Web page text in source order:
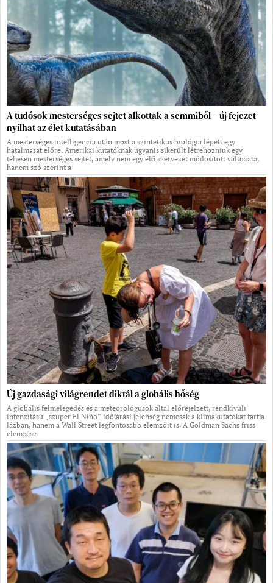
A tudósok mesterséges sejtet alkottak a semmiből – új fejezet
nyílhat az élet kutatásában
A mesterséges intelligencia után most a szintetikus biológia lépett egy
hatalmasat előre. Amerikai kutatóknak ugyanis sikerült létrehozniuk egy
teljesen mesterséges sejtet, amely nem egy élő szervezet módosított változata,
hanem szó szerint a
Új gazdasági világrendet diktál a globális hőség
A globális felmelegedés és a meteorológusok által előrejelzett, rendkívüli
intenzitású „szuper El Niño” időjárási jelenség nemcsak a klímakutatókat tartja
lázban, hanem a Wall Street legfontosabb elemzőit is. A Goldman Sachs friss
elemzése